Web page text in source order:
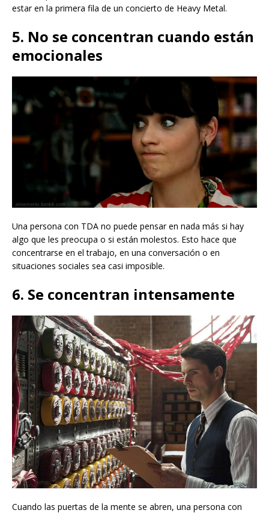
estar en la primera fila de un concierto de Heavy Metal.
5. No se concentran cuando están
emocionales
Una persona con TDA no puede pensar en nada más si hay
algo que les preocupa o si están molestos. Esto hace que
concentrarse en el trabajo, en una conversación o en
situaciones sociales sea casi imposible.
6. Se concentran intensamente
Cuando las puertas de la mente se abren, una persona con